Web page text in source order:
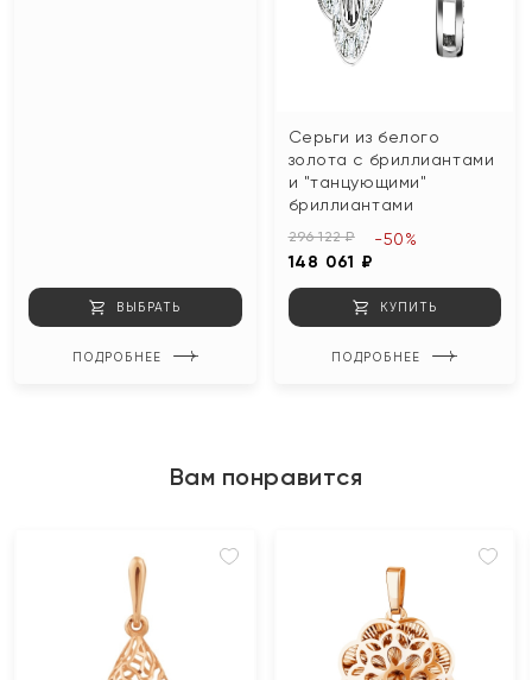
ВЫБРАТЬ
ПОДРОБНЕЕ
Серьги из белого
золота с бриллиантами
и "танцующими"
бриллиантами
296 122 ₽
148 061 ₽
-50%
КУПИТЬ
ПОДРОБНЕЕ
Вам понравится